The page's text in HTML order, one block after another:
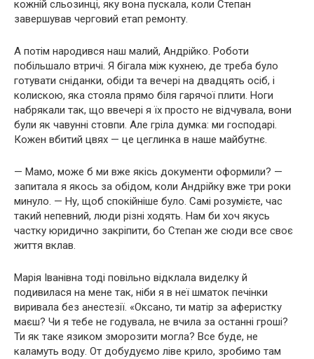
кожній сльозинці, яку вона пускала, коли Степан
завершував черговий етап ремонту.
А потім народився наш малий, Андрійко. Роботи
побільшало втричі. Я бігала між кухнею, де треба було
готувати сніданки, обіди та вечері на двадцять осіб, і
колискою, яка стояла прямо біля гарячої плити. Ноги
набрякали так, що ввечері я їх просто не відчувала, вони
були як чавунні стовпи. Але гріла думка: ми господарі.
Кожен вбитий цвях — це цеглинка в наше майбутнє.
— Мамо, може б ми вже якісь документи оформили? —
запитала я якось за обідом, коли Андрійку вже три роки
минуло. — Ну, щоб спокійніше було. Самі розумієте, час
такий непевний, люди різні ходять. Нам би хоч якусь
частку юридично закріпити, бо Степан же сюди все своє
життя вклав.
Марія Іванівна тоді повільно відклала виделку й
подивилася на мене так, ніби я в неї шматок печінки
виривала без анестезії. «Оксано, ти матір за аферистку
маєш? Чи я тебе не годувала, не вчила за останні гроші?
Ти як таке язиком зморозити могла? Все буде, не
каламуть воду. От добудуємо ліве крило, зробимо там